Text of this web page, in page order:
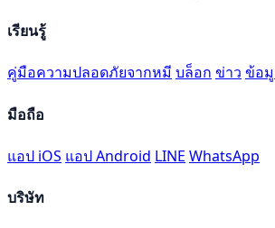
เรียนรู้
คู่มือความปลอดภัยจากหมี บล็อก ข่าว ข้อ
มือถือ
แอป iOS แอป Android LINE WhatsApp
บริษัท